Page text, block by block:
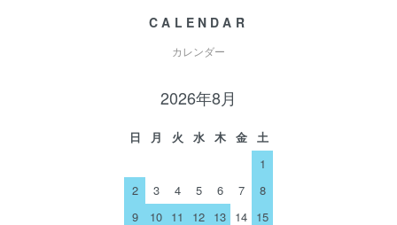
CALENDAR
カレンダー
2026年8月
日 月 火 水 木 金
土
1
2
3 4 5 6 7
8
9
10 11 12 13 14 15